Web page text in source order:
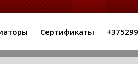
Сертификаты